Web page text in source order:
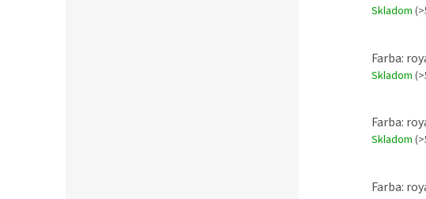
Skladom
Farba:
Skladom
Farba:
Skladom
Farba: